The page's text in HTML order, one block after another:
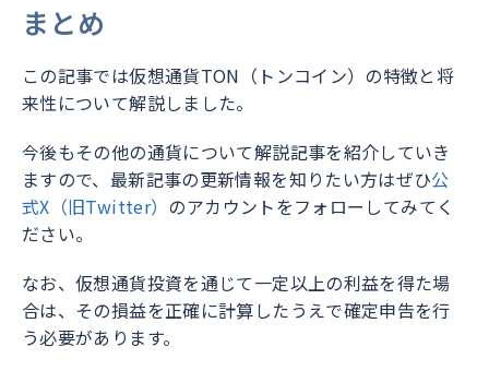
まとめ
この記事では仮想通貨TON（トンコイン）の特徴と将
来性について解説しました。
今後もその他の通貨について解説記事を紹介していき
ますので、最新記事の更新情報を知りたい方はぜひ公
式X（旧Twitter） のアカウントをフォローしてみてく
ださい。
なお、仮想通貨投資を通じて一定以上の利益を得た場
合は、その損益を正確に計算したうえで確定申告を行
う必要があります。